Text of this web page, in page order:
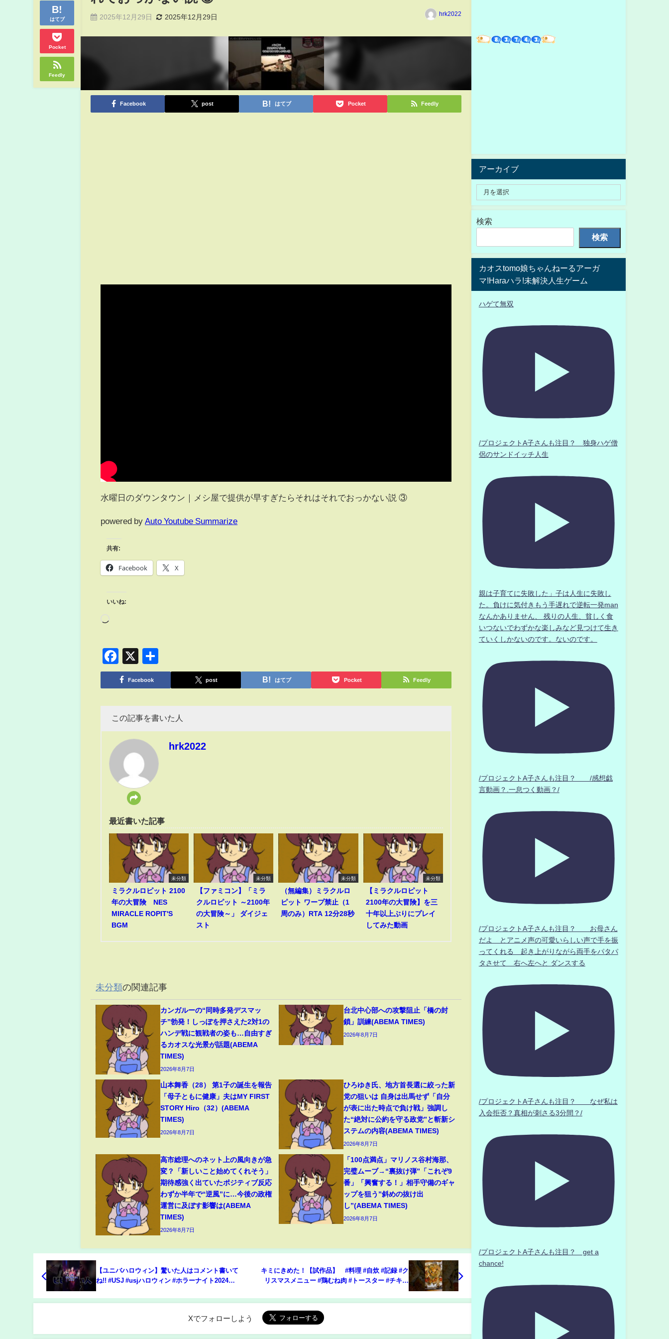
はてブ
Pocket
Feedly
2025年12月29日 2025年12月29日 hrk2022
Facebook post はてブ Pocket Feedly
水曜日のダウンタウン｜メシ屋で提供が早すぎたらそれはそれでおっかない説 ③
powered by Auto Youtube Summarize
共有:
Facebook X
いいね:
Facebook
X
有
Facebook post はてブ Pocket Feedly
この記事を書いた人
hrk2022
最近書いた記事
未分類
ミラクルロピット 2100
年の大冒険 NES
MIRACLE ROPIT'S
BGM
未分類
【ファミコン】「ミラ
クルロピット ～2100年
の大冒険～」 ダイジェ
スト
未分類
（無編集）ミラクルロ
ピット ワープ禁止（1
周のみ）RTA 12分28秒
未分類
【ミラクルロピット
2100年の大冒険】を三
十年以上ぶりにプレイ
してみた動画
未分類の関連記事
カンガルーの“同時多発デスマッ
チ”勃発！しっぽを押さえた2対1の
ハンデ戦に観戦者の姿も…自由すぎ
るカオスな光景が話題(ABEMA
TIMES)
2026年8月7日
台北中心部への攻撃阻止「橋の封
鎖」訓練(ABEMA TIMES)
2026年8月7日
山本舞香（28） 第1子の誕生を報告
「母子ともに健康」夫はMY FIRST
STORY Hiro（32）(ABEMA
TIMES)
2026年8月7日
ひろゆき氏、地方首長選に絞った新
党の狙いは 自身は出馬せず「自分
が表に出た時点で負け戦」強調し
た“絶対に公約を守る政党”と斬新シ
ステムの内容(ABEMA TIMES)
2026年8月7日
高市総理へのネット上の風向きが急
変？「新しいこと始めてくれそう」
期待感強く出ていたポジティブ反応
わずか半年で“逆風”に…今後の政権
運営に及ぼす影響は(ABEMA
TIMES)
2026年8月7日
「100点満点」マリノス谷村海那、
完璧ムーブ→“裏抜け弾”「これぞ9
番」「興奮する！」相手守備のギャ
ップを狙う”斜めの抜け出
し”(ABEMA TIMES)
2026年8月7日
【ユニバハロウィン】驚いた人はコメント書いて
ね!! #USJ #usjハロウィン #ホラーナイト2024
キミにきめた！【試作品】 #料理 #自炊 #記録 #ク
リスマスメニュー #鶏むね肉 #トースター #チキン
Xでフォローしよう
アーカイブ
検索
検索
カオスtomo娘ちゃんねーるアーガ
マ!Haraハラ!未解決人生ゲーム
ハゲて無双
/プロジェクトA子さんも注目？ 独身ハゲ僧
侶のサンドイッチ人生
親は子育てに失敗した」子は人生に失敗し
た。負けに気付きもう手遅れで逆転一発man
なんかありません、 残りの人生、貧しく食
いつないでわずかな楽しみなど見つけて生き
ていくしかないのです。ないのです。
/プロジェクトA子さんも注目？ /感想戯
言動画？.一息つく動画？/
/プロジェクトA子さんも注目？ お母さん
だよ とアニメ声の可愛いらしい声で手を振
ってくれる 起き上がりながら両手をパタパ
タさせて 右へ左へと ダンスする
/プロジェクトA子さんも注目？ なぜ私は
入会拒否？真相が刺さる3分間？/
/プロジェクトA子さんも注目？ get a
chance!